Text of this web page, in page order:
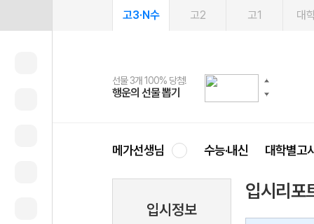
고3·N수 고2 고1 대
선물 3개 100% 당첨!
행운의 선물 뽑기
선물 100% 증정!
메가스터디 X 올리브
여름방학 스터디 캐시백
메가런 썸머스쿨
2027 러셀 단과
강사 공개선발
스마트러닝앱
설문 EVENT
메가패스
3일 무료 체험권
메가패스 수강생 무료혜택!
메가클럽 멤버십
사회공헌 캠페인
희망이룸 메가나눔
메가선생님 수능·내신 대학별고
입시정보
입시리포